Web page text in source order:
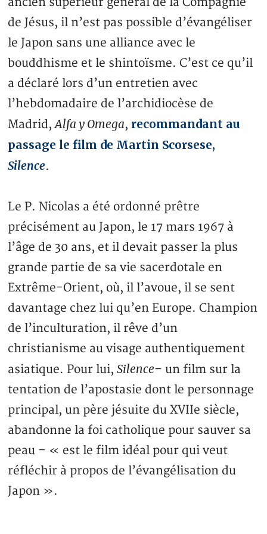
de Jésus, il n’est pas possible d’évangéliser
le Japon sans une alliance avec le
bouddhisme et le shintoïsme. C’est ce qu’il
a déclaré lors d’un entretien avec
l’hebdomadaire de l’archidiocèse de
Madrid,Alfa y Omega, recommandant au
passage le film de Martin Scorsese,
Silence.
Le P. Nicolas a été ordonné prêtre
précisément au Japon, le 17 mars 1967 à
l’âge de 30 ans, et il devait passer la plus
grande partie de sa vie sacerdotale en
Extrême-Orient, où, il l’avoue, il se sent
davantage chez lui qu’en Europe. Champion
de l’inculturation, il rêve d’un
christianisme au visage authentiquement
asiatique. Pour lui,Silence– un film sur la
tentation de l’apostasie dont le personnage
principal, un père jésuite du XVIIe siècle,
abandonne la foi catholique pour sauver sa
peau – « est le film idéal pour qui veut
réfléchir à propos de l’évangélisation du
Japon ».